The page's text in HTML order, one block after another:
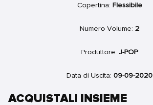
Copertina: Flessibile
Numero Volume: 2
Produttore: J-POP
Data di Uscita: 09-09-2020
ACQUISTALI INSIEME